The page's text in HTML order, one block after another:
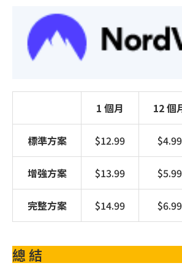
1 個月 12 個
標準方案 $12.99 $4.99
增強方案 $13.99 $5.99
完整方案 $14.99 $6.99
總 結